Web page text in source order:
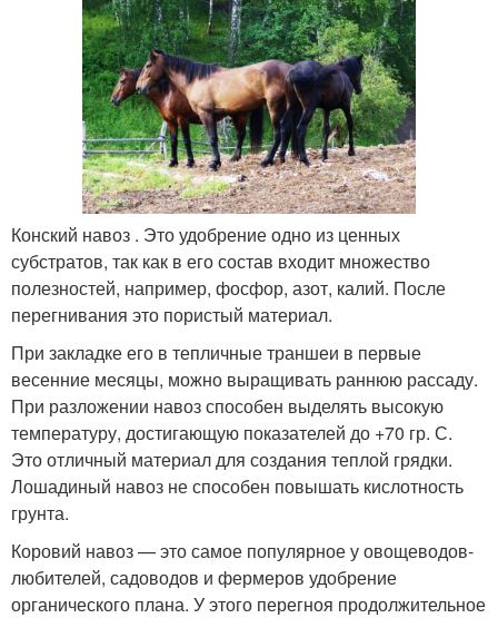
Конский навоз . Это удобрение одно из ценных
субстратов, так как в его состав входит множество
полезностей, например, фосфор, азот, калий. После
перегнивания это пористый материал.
При закладке его в тепличные траншеи в первые
весенние месяцы, можно выращивать раннюю рассаду.
При разложении навоз способен выделять высокую
температуру, достигающую показателей до +70 гр. С.
Это отличный материал для создания теплой грядки.
Лошадиный навоз не способен повышать кислотность
грунта.
Коровий навоз — это самое популярное у овощеводов-
любителей, садоводов и фермеров удобрение
органического плана. У этого перегноя продолжительное